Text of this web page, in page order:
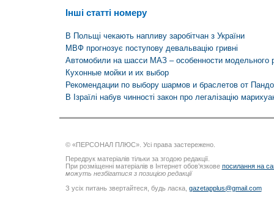
Інші статті номеру
В Польщі чекають напливу заробітчан з України
МВФ прогнозує поступову девальвацію гривні
Автомобили на шасси МАЗ – особенности модельного
Кухонные мойки и их выбор
Рекомендации по выбору шармов и браслетов от
В Ізраїлі набув чинності закон про легалізацію
© «ПЕРСОНАЛ ПЛЮС». Усі права застережено.
Передрук матеріалів тільки за згодою редакції.
При розміщенні матеріалів в Інтернет обов’язкове посилання на
можуть незбігатися з позицією редакції
З усіх питань звертайтеся, будь ласка, gazetapplus@gmail.com